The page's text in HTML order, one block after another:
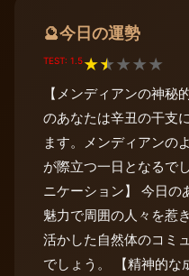
🔮今日の運勢
TEST: 1.5★★★★★
【メンディアンの神秘
のあなたは辛丑の干支
ます。メンディアンの
が際立つ一日となるで
ニケーション】 今日の
魅力で周囲の人々を惹
活かした自然体のコミ
でしょう。 【精神的な